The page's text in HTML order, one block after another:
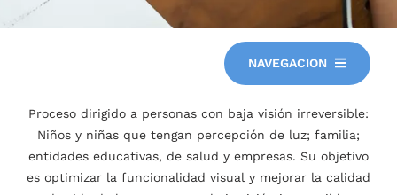
NAVEGACION
Proceso dirigido a personas con baja visión irreversible:
Niños y niñas que tengan percepción de luz; familia;
entidades educativas, de salud y empresas. Su objetivo
es optimizar la funcionalidad visual y mejorar la calidad